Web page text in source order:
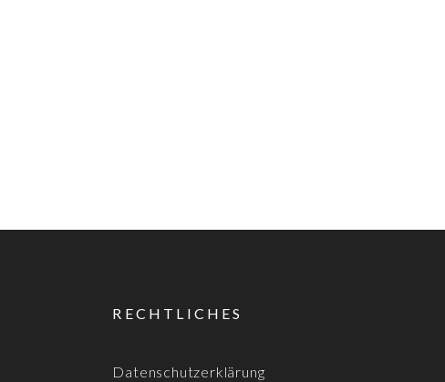
RECHTLICHES
Datenschutzerklärung